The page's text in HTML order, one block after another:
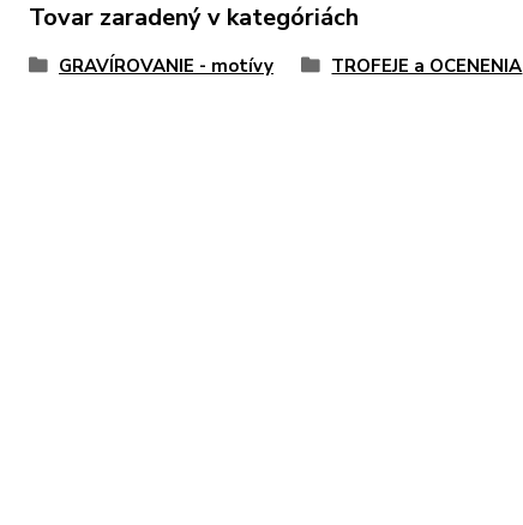
Tovar zaradený v kategóriách
GRAVÍROVANIE - motívy TROFEJE a OCENENIA